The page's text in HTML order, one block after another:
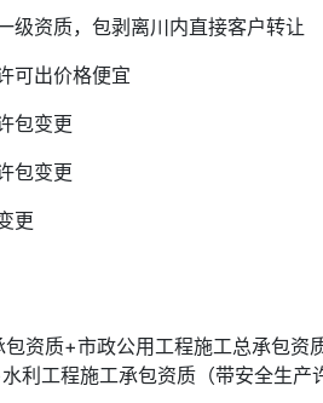
级资质，包剥离川内直接客户转让
可出价格便宜
包变更
包变更
更
资质+市政公用工程施工总承包资
利工程施工承包资质（带安全生产